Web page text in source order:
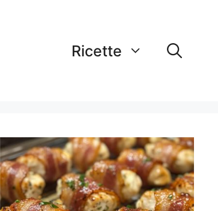
Ricette